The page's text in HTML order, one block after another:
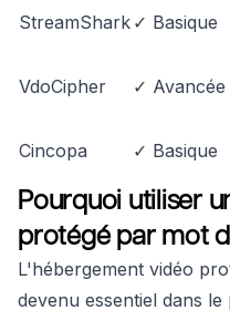
StreamShark ✓ Basique
VdoCipher ✓ Avancée
Cincopa ✓ Basique
Pourquoi utiliser
protégé par mot
L'hébergement vidéo
devenu essentiel dans